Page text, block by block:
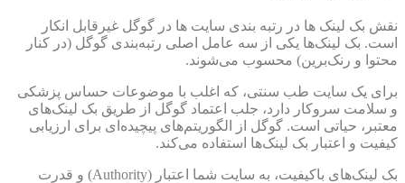
نقش بک لینک ها در رتبه بندی سایت ها در گوگل غیرقابل انکار
است. بک لینک‌ها یکی از سه عامل اصلی رتبه‌بندی گوگل (در کنار
محتوا و رنک‌برین) محسوب می‌شوند.
برای یک سایت طب سنتی، که اغلب با موضوعات حساس پزشکی
و سلامت سروکار دارد، جلب اعتماد گوگل از طریق بک لینک‌های
معتبر، حیاتی است. گوگل از الگوریتم‌های پیچیده‌ای برای ارزیابی
کیفیت و اعتبار بک لینک‌ها استفاده می‌کند.
بک لینک‌های باکیفیت، به سایت شما اعتبار (Authority) و قدرت